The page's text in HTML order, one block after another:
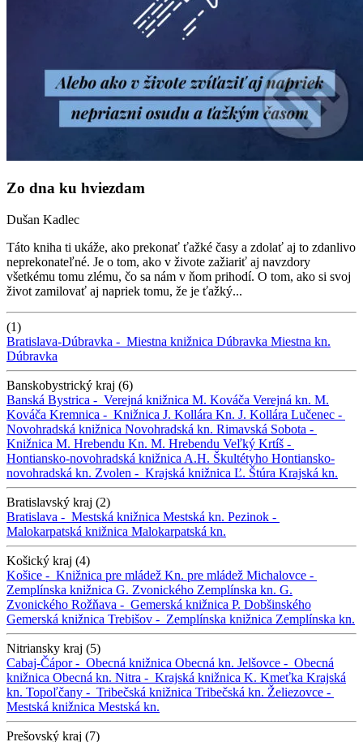
Zo dna ku hviezdam
Dušan Kadlec
Táto kniha ti ukáže, ako prekonať ťažké časy a zdolať aj to zdanlivo
neprekonateľné. Je o tom, ako v živote zažiariť aj navzdory
všetkému tomu zlému, čo sa nám v ňom prihodí. O tom, ako si svoj
život zamilovať aj napriek tomu, že je ťažký...
(1)
Bratislava-Dúbravka - Miestna knižnica Dúbravka Miestna kn.
Dúbravka
Banskobystrický kraj (6)
Banská Bystrica - Verejná knižnica M. Kováča Verejná kn. M.
Kováča Kremnica - Knižnica J. Kollára Kn. J. Kollára Lučenec -
Novohradská knižnica Novohradská kn. Rimavská Sobota -
Knižnica M. Hrebendu Kn. M. Hrebendu Veľký Krtíš -
Hontiansko-novohradská knižnica A.H. Škultétyho Hontiansko-
novohradská kn. Zvolen - Krajská knižnica Ľ. Štúra Krajská kn.
Bratislavský kraj (2)
Bratislava - Mestská knižnica Mestská kn. Pezinok -
Malokarpatská knižnica Malokarpatská kn.
Košický kraj (4)
Košice - Knižnica pre mládež Kn. pre mládež Michalovce -
Zemplínska knižnica G. Zvonického Zemplínska kn. G.
Zvonického Rožňava - Gemerská knižnica P. Dobšinského
Gemerská knižnica Trebišov - Zemplínska knižnica Zemplínska kn.
Nitriansky kraj (5)
Cabaj-Čápor - Obecná knižnica Obecná kn. Jelšovce - Obecná
knižnica Obecná kn. Nitra - Krajská knižnica K. Kmeťka Krajská
kn. Topoľčany - Tribečská knižnica Tribečská kn. Želiezovce -
Mestská knižnica Mestská kn.
Prešovský kraj (7)